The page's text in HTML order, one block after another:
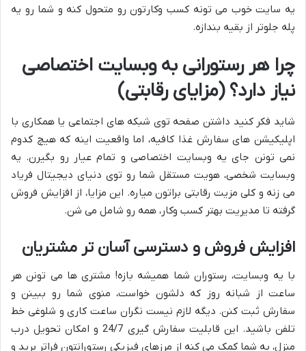
یه سایت خوب می تونه کسب وکارتون رو متحول کنه و شما رو یه
پله جلوتر از بقیه بندازه.
چرا هر رستورانی به وبسایت اختصاصی
نیاز دارد؟ (مزایای رقابتی)
شاید فکر کنید داشتن صفحه توی شبکه های اجتماعی یا همکاری با
اپلیکیشن های سفارش غذا کافیه، اما واقعیت اینه که هیچ کدوم
نمی تونن جای یه وبسایت اختصاصی و تمام عیار رو بگیرن. یه
وبسایت شخصی، هویت مستقل شما رو توی دنیای دیجیتال فریاد
می زنه و کلی مزیت رقابتی براتون میاره. این مزایا، از افزایش فروش
گرفته تا مدیریت بهتر کسب وکار، همه رو شامل می شن.
افزایش فروش و دسترسی آسان تر مشتریان
با یه وبسایت، رستوران شما همیشه بازه! مشتری ها می تونن هر
ساعت از شبانه روز که دلشون خواست، منوی شما رو ببینن و
سفارش ثبت کنن. دیگه لازم نیست نگران ساعت کاری و شلوغی خط
تلفن باشید. این قابلیت سفارش گیری 24/7 و امکان تحویل درب
منزل، به شما کمک می کنه از مرزهای فیزیکی رستورانتون فراتر برید و